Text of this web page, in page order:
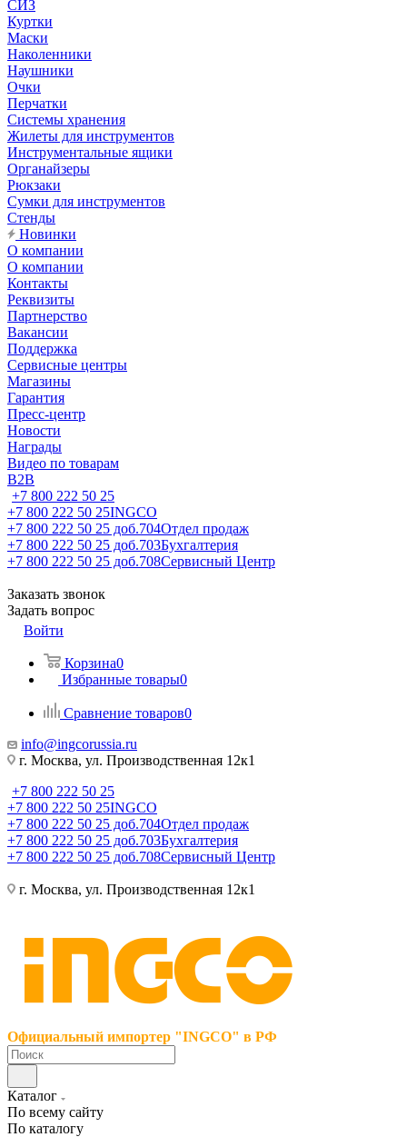
СИЗ
Куртки
Маски
Наколенники
Наушники
Очки
Перчатки
Системы хранения
Жилеты для инструментов
Инструментальные ящики
Органайзеры
Рюкзаки
Сумки для инструментов
Стенды
Новинки
О компании
О компании
Контакты
Реквизиты
Партнерство
Вакансии
Поддержка
Сервисные центры
Магазины
Гарантия
Пресс-центр
Новости
Награды
Видео по товарам
B2B
+7 800 222 50 25
+7 800 222 50 25INGCO
+7 800 222 50 25 доб.704Отдел продаж
+7 800 222 50 25 доб.703Бухгалтерия
+7 800 222 50 25 доб.708Сервисный Центр
Заказать звонок
Задать вопрос
Войти
Корзина0
Избранные товары0
Сравнение товаров0
info@ingcorussia.ru
г. Москва, ул. Производственная 12к1
+7 800 222 50 25
+7 800 222 50 25INGCO
+7 800 222 50 25 доб.704Отдел продаж
+7 800 222 50 25 доб.703Бухгалтерия
+7 800 222 50 25 доб.708Сервисный Центр
г. Москва, ул. Производственная 12к1
Официальный импортер "INGCO" в РФ
Каталог
По всему сайту
По каталогу